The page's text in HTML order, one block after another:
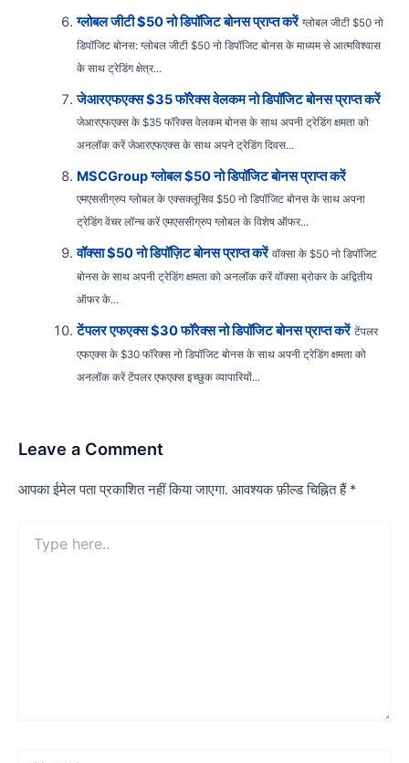
ग्लोबल जीटी $50 नो डिपॉजिट बोनस प्राप्त करें ग्लोबल जीटी $50 नो
डिपॉजिट बोनस: ग्लोबल जीटी $50 नो डिपॉजिट बोनस के माध्यम से आत्मविश्वास
के साथ ट्रेडिंग क्षेत्र...
जेआरएफएक्स $35 फॉरेक्स वेलकम नो डिपॉजिट बोनस प्राप्त करें
जेआरएफएक्स के $35 फॉरेक्स वेलकम बोनस के साथ अपनी ट्रेडिंग क्षमता को
अनलॉक करें जेआरएफएक्स के साथ अपने ट्रेडिंग दिवस...
MSCGroup ग्लोबल $50 नो डिपॉजिट बोनस प्राप्त करें
एमएससीग्रुप ग्लोबल के एक्सक्लूसिव $50 नो डिपॉजिट बोनस के साथ अपना
ट्रेडिंग वेंचर लॉन्च करें एमएससीग्रुप ग्लोबल के विशेष ऑफर...
वॉक्सा $50 नो डिपॉज़िट बोनस प्राप्त करें वॉक्सा के $50 नो डिपॉजिट
बोनस के साथ अपनी ट्रेडिंग क्षमता को अनलॉक करें वॉक्सा ब्रोकर के अद्वितीय
ऑफर के...
टेंपलर एफएक्स $30 फॉरेक्स नो डिपॉजिट बोनस प्राप्त करें टेंपलर
एफएक्स के $30 फॉरेक्स नो डिपॉजिट बोनस के साथ अपनी ट्रेडिंग क्षमता को
अनलॉक करें टेंपलर एफएक्स इच्छुक व्यापारियों...
Leave a Comment
आपका ईमेल पता प्रकाशित नहीं किया जाएगा. आवश्यक फ़ील्ड चिह्नित हैं *
here..